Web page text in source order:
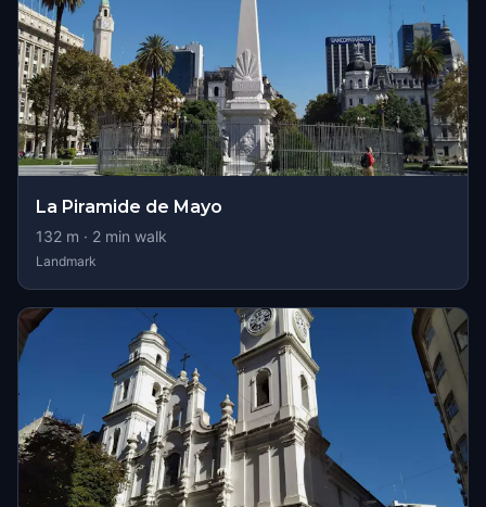
La Piramide de Mayo
132 m · 2 min walk
Landmark